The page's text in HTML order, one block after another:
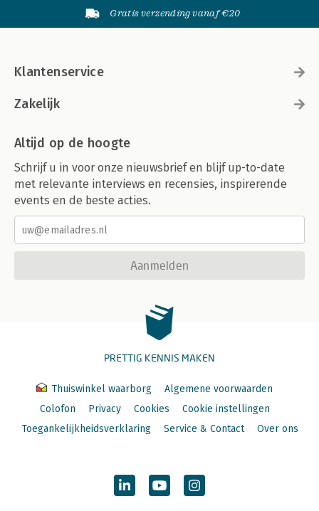
Gratis verzending vanaf €20
Klantenservice
Zakelijk
Altijd op de hoogte
Schrijf u in voor onze nieuwsbrief en blijf up-to-date
met relevante interviews en recensies, inspirerende
events en de beste acties.
Aanmelden
PRETTIG KENNIS MAKEN
Thuiswinkel waarborg
Algemene voorwaarden
Colofon
Privacy Cookies
Cookie instellingen
Toegankelijkheidsverklaring
Service & Contact Over ons